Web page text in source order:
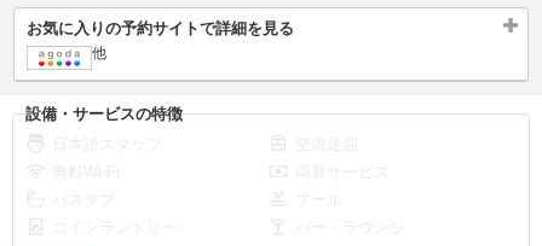
お気に入りの予約サイトで詳細を見る
他
設備・サービスの特徴